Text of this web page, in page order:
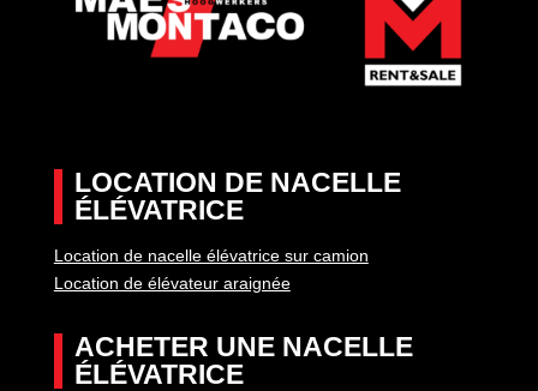
LOCATION DE NACELLE
ÉLÉVATRICE
Location de nacelle élévatrice sur camion
Location de élévateur araignée
ACHETER UNE NACELLE
ÉLÉVATRICE